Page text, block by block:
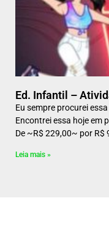
Ed. Infantil –
Eu sempre procurei
Encontrei essa hoje em
De ~R$ 229,00~ por R$
Leia mais »